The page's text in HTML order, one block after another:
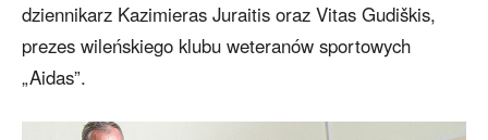
dziennikarz Kazimieras Juraitis oraz Vitas Gudiškis,
prezes wileńskiego klubu weteranów sportowych
„Aidas”.